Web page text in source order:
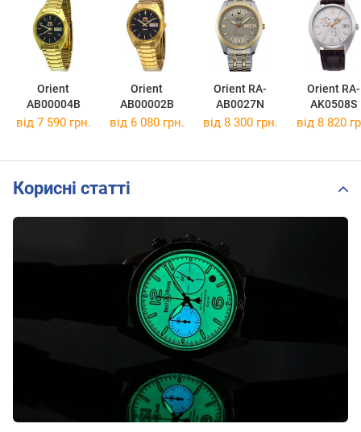
Orient
AB00004B
Orient
AB00002B
Orient RA-
AB0027N
Orient RA-
AK0508S
від 7 590 грн. від 6 080 грн. від 8 300 грн. від 8 820
Корисні статті